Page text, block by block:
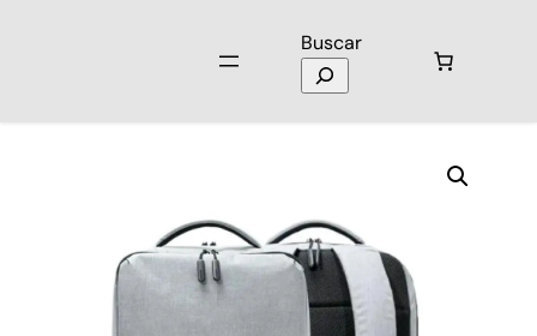
Buscar